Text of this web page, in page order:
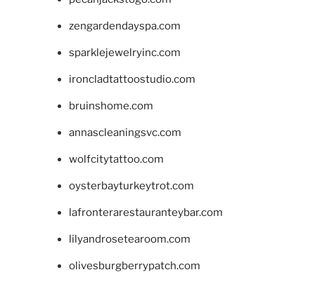
zengardendayspa.com
sparklejewelryinc.com
ironcladtattoostudio.com
bruinshome.com
annascleaningsvc.com
wolfcitytattoo.com
oysterbayturkeytrot.com
lafronterarestauranteybar.com
lilyandrosetearoom.com
olivesburgberrypatch.com